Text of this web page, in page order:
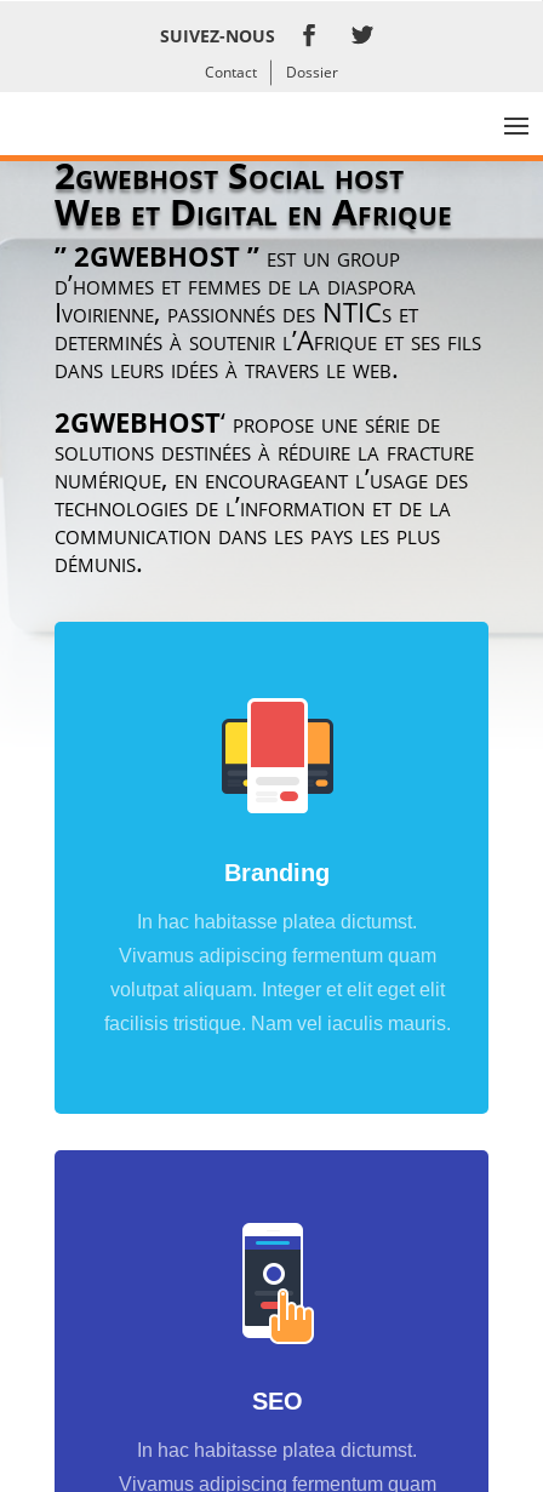
SUIVEZ-NOUS
Contact Dossier
2gwebhost Social host
Web et Digital en Afrique
” 2GWEBHOST”est un group
d’hommes et femmes de la diaspora
Ivoirienne, passionnés des NTICs et
determinés à soutenir l’Afrique et ses fils
dans leurs idées à travers le web.
2GWEBHOST‘ propose une série de
solutionsdestinées à réduire la fracture
numérique, en encourageant l’usage des
technologies de l’information et de la
communication dans les pays les plus
démunis.
Branding
In hac habitasse platea dictumst.
Vivamus adipiscing fermentum quam
volutpat aliquam. Integer et elit eget elit
facilisis tristique. Nam vel iaculis mauris.
SEO
In hac habitasse platea dictumst.
Vivamus adipiscing fermentum quam